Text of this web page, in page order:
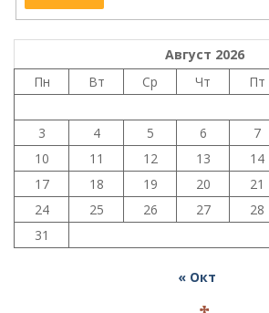
Август 2026
Пн
Вт Ср Чт Пт
3
4 5 6 7
10
11 12 13 14
17
18 19 20 21
24
25 26 27 28
31
« Окт